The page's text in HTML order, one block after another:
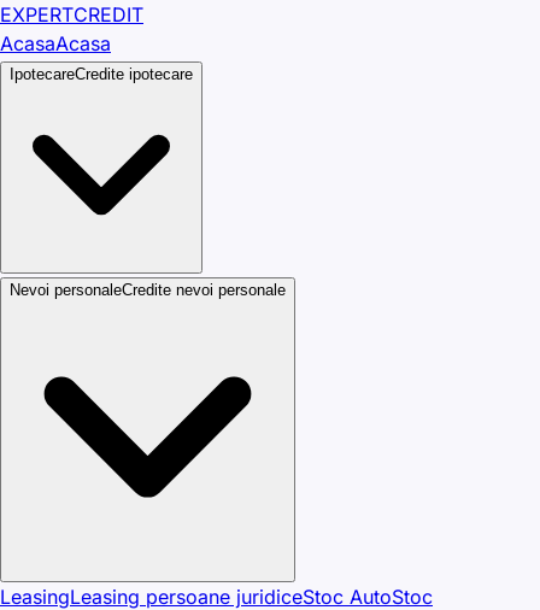
EXPERTCREDIT
AcasaAcasa
IpotecareCredite ipotecare
Nevoi personaleCredite nevoi personale
LeasingLeasing persoane juridiceStoc AutoStoc